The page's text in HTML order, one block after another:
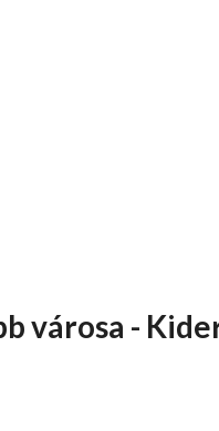
városa -